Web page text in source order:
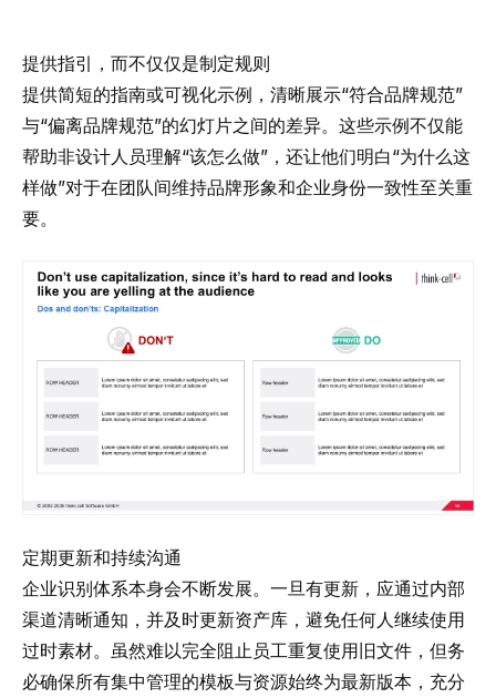
提供指引，而不仅仅是制定规则
提供简短的指南或可视化示例，清晰展示“符合品牌规范”
与“偏离品牌规范”的幻灯片之间的差异。这些示例不仅能
帮助非设计人员理解“该怎么做”，还让他们明白“为什么这
样做”对于在团队间维持品牌形象和企业身份一致性至关重
要。
定期更新和持续沟通
企业识别体系本身会不断发展。一旦有更新，应通过内部
渠道清晰通知，并及时更新资产库，避免任何人继续使用
过时素材。虽然难以完全阻止员工重复使用旧文件，但务
必确保所有集中管理的模板与资源始终为最新版本，充分